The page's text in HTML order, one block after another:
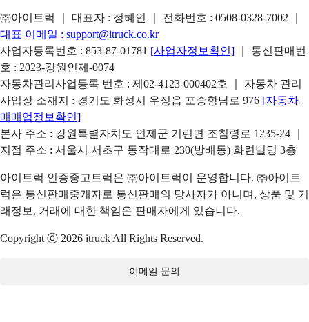
㈜아이트럭 ｜ 대표자 : 정혜인 ｜ 전화번호 : 0508-0328-7002
대표 이메일 : support@itruck.co.kr
사업자등록번호 : 853-87-01781 [사업자정보확인]
｜ 통신판매번
호 : 2023-강원인제-0074
자동차관리사업등록 번호 : 제02-4123-000402호 ｜ 자동차 관리
사업장 소재지 : 경기도 화성시 우정읍 포승항남로 976 [자동차
매매업정보확인]
본사 주소 : 강원특별자치도 인제군 기린면 조침령로 1235-24 ｜
지점 주소 : 서울시 서초구 동작대로 230(방배동) 화련빌딩 3층
아이트럭 인증중고트럭은 ㈜아이트럭이 운영합니다. ㈜아이트
럭은 통신판매중개자로 통신판매의 당사자가 아니며, 상품 및 거
래정보, 거래에 대한 책임은 판매자에게 있습니다.
Copyright ⓒ 2026 itruck All Rights Reserved.
이메일 문의